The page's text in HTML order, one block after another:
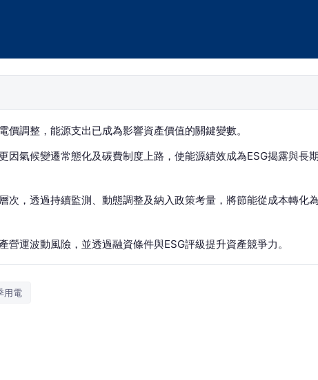
調整，能源支出已成為影響資產價值的關鍵變數。
因氣候變遷常態化及碳費制度上路，使能源績效成為ESG揭露與長
次，透過持續監測、動態調整及納入政策考量，將節能從成本轉化
運波動風險，並透過融資條件與ESG評級提升資產競爭力。
用電